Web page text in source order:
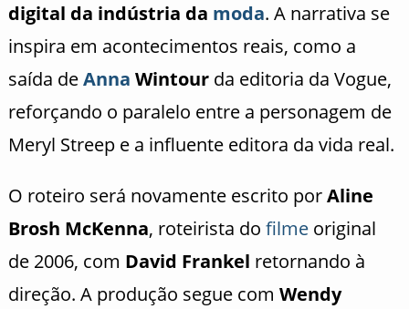
digital da indústria da moda. A narrativa se
inspira em acontecimentos reais, como a
saída deAnna Wintourda editoria da Vogue,
reforçando o paralelo entre a personagem de
Meryl Streep e a influente editora da vida real.
O roteiro será novamente escrito porAline
Brosh McKenna, roteirista do filmeoriginal
de 2006, com David Frankel retornando à
direção. A produção segue com Wendy